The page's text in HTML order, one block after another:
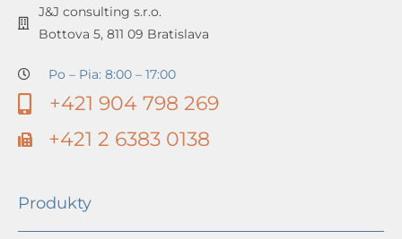
J&J consulting s.r.o.
Bottova 5, 811 09 Bratislava
Po – Pia: 8:00 – 17:00
+421 904 798 269
+421 2 6383 0138
Produkty